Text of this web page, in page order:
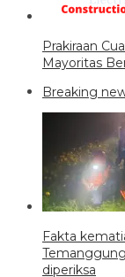
Prakiraan
Mayoritas
Breaking
Fakta
diperiksa